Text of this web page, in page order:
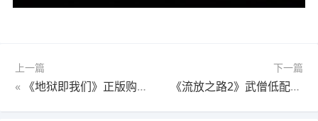
上一篇
« 《地狱即我们》正版购买地址 地狱即我们怎么买
下一篇
《流放之路2》武僧低配刷T15思路 武僧什么配置能打T15